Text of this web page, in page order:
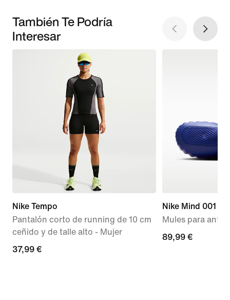
También Te Podría
Interesar
Nike Tempo
Pantalón corto de running de 10 cm
ceñido y de talle alto - Mujer
37,99 €
37,99 €
Nike Mind 001
Mules para
89,99 €
89,99 €